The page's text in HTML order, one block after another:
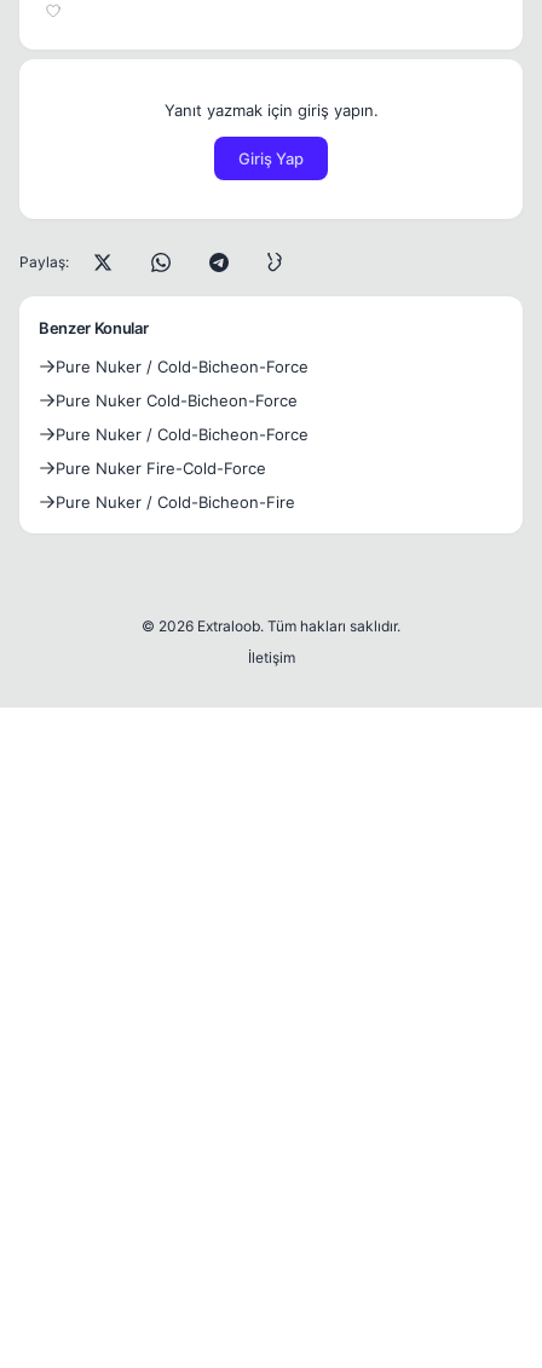
Yanıt yazmak için giriş yapın.
Giriş Yap
Paylaş:
Benzer Konular
Pure Nuker / Cold-Bicheon-Force
Pure Nuker Cold-Bicheon-Force
Pure Nuker / Cold-Bicheon-Force
Pure Nuker Fire-Cold-Force
Pure Nuker / Cold-Bicheon-Fire
© 2026 Extraloob. Tüm hakları saklıdır.
İletişim